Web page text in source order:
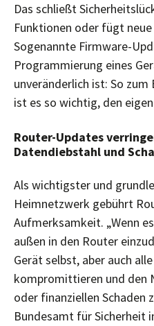
Das schließt
Funktionen oder fügt
Sogenannte Firmware-
Programmierung eines
unveränderlich ist: So zum
ist es so wichtig, den
Router-Updates
Datendiebstahl und
Als wichtigster und
Heimnetzwerk gebührt
Aufmerksamkeit. „Wenn
außen in den Router
Gerät selbst, aber auch
kompromittieren und den
oder finanziellen Schaden
Bundesamt für Sicherheit